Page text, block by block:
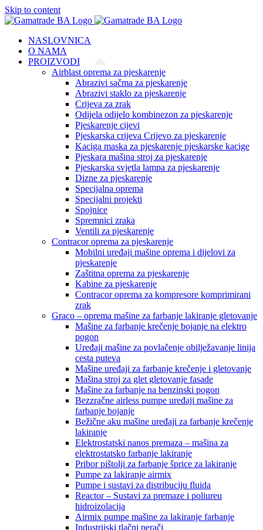
Skip to content
NASLOVNICA
O NAMA
PROIZVODI
Airblast oprema za pjeskarenje
Abrazivi sačma za pjeskarenje
Abrazivi staklo za pjeskarenje
Crijeva za zrak
Odijela odijelo kombinezon za pjeskarenje
Pjeskarenje cijevi
Pjeskarska crijeva Crijevo za pjeskarenje
Kaciga maska za pjeskarenje pjeskarske kacige
Pjeskara mašina stroj za pjeskarenje
Pjeskarska svjetla lampa za pjeskarenje
Dizne za pjeskarenje
Specijalna oprema
Specijalni projekti
Spojnice
Spremnici zraka
Ventili za pjeskarenje
Contracor oprema za pjeskarenje
Mobilni uređaji mašine oprema i dijelovi za
pjeskarenje
Zaštitna oprema za pjeskarenje
Kabine za pjeskarenje
Contracor oprema za kompresore komprimirani
zrak
Graco – oprema mašine za farbanje lakiranje gletovanje
Mašine za farbanje krečenje bojanje na elektro
pogon
Uređaji mašine za povlačenje obilježavanje linija
cesta puteva
Mašine uređaji za farbanje krečenje i gletovanje
Mašina stroj za glet gletovanje fasade
Mašine za farbanje na benzinski pogon
Bezzračne airless pumpe uređaji mašine za
farbanje bojanje
Bežične aku mašine uređaji za farbanje krečenje
lakiranje
Elektrostatski nanos premaza – mašina za
elektrostatsko farbanje lakiranje
Pribor pištolji za farbanje šprice za lakiranje
Pumpe za lakiranje airmix
Pumpe i sustavi za distribuciju fluida
Reactor – Sustavi za premaze i poliureu
hidroizolacija
Airmix pumpe mašine za lakiranje farbanje
Industrijski tlačni perači